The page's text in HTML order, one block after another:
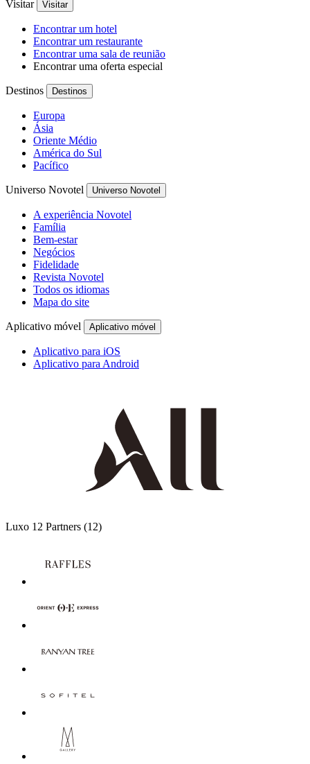
Visitar Visitar
Encontrar um hotel
Encontrar um restaurante
Encontrar uma sala de reunião
Encontrar uma oferta especial
Destinos Destinos
Europa
Ásia
Oriente Médio
América do Sul
Pacífico
Universo Novotel Universo Novotel
A experiência Novotel
Família
Bem-estar
Negócios
Fidelidade
Revista Novotel
Todos os idiomas
Mapa do site
Aplicativo móvel Aplicativo móvel
Aplicativo para iOS
Aplicativo para Android
Luxo 12 Partners (12)